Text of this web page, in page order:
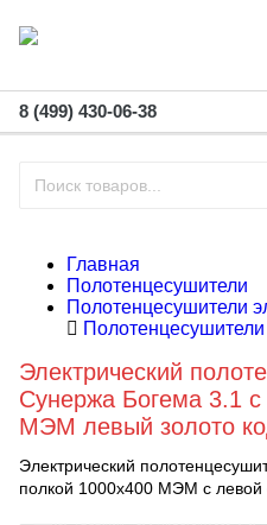
8 (499) 430-06-38
Главная
Полотенцесушители
Полотенцесушители
Полотенцесушители
Электрический
Сунержа Богема 3.1
МЭМ левый золото
Электрический
полкой 1000x400 МЭМ с левой